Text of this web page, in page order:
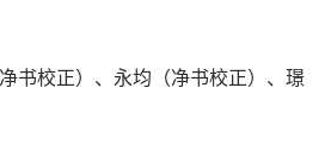
书校正）、永均（净书校正）、璟